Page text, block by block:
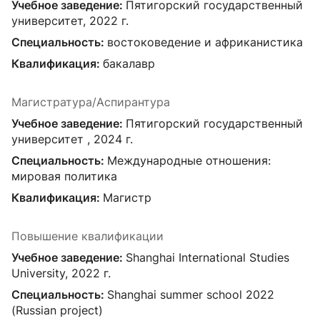
Учебное заведение: Пятигорский государственный
университет, 2022 г.
Специальность: востоковедение и африканистика
Квалификация: бакалавр
Магистратура/Аспирантура
Учебное заведение: Пятигорский государственный
университет , 2024 г.
Специальность: Международные отношения:
мировая политика
Квалификация: Магистр
Повышение квалификации
Учебное заведение: Shanghai International Studies
University, 2022 г.
Специальность: Shanghai summer school 2022
(Russian project)